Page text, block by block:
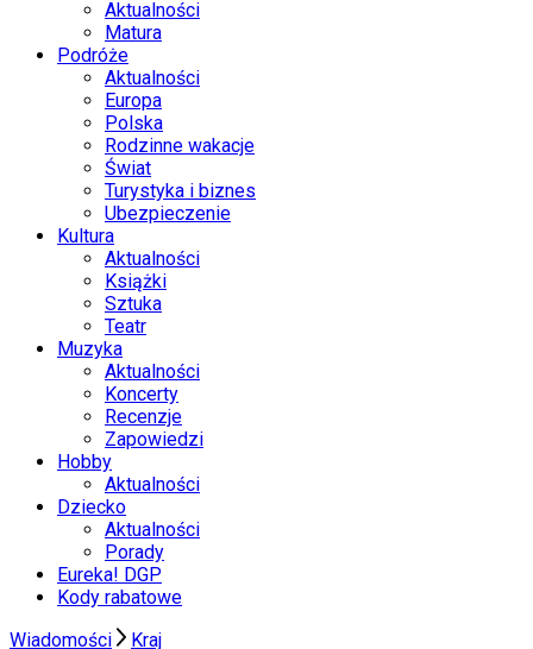
Aktualności
Matura
Podróże
Aktualności
Europa
Polska
Rodzinne wakacje
Świat
Turystyka i biznes
Ubezpieczenie
Kultura
Aktualności
Książki
Sztuka
Teatr
Muzyka
Aktualności
Koncerty
Recenzje
Zapowiedzi
Hobby
Aktualności
Dziecko
Aktualności
Porady
Eureka! DGP
Kody rabatowe
Wiadomości
Kraj